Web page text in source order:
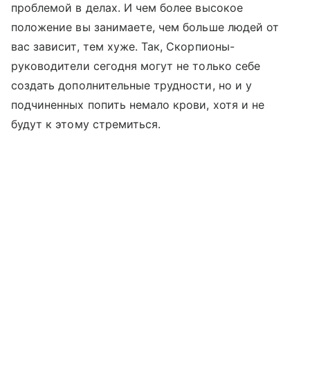
проблемой в делах. И чем более высокое
положение вы занимаете, чем больше людей от
вас зависит, тем хуже. Так, Скорпионы-
руководители сегодня могут не только себе
создать дополнительные трудности, но и у
подчиненных попить немало крови, хотя и не
будут к этому стремиться.